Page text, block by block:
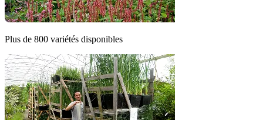
Plus de 800 variétés disponibles